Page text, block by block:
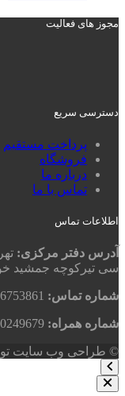
مجوز های فعالیت
دسترسی سریع
پرداخت مستقیم
فروشگاه
درباره ما
تماس با ما
اطلاعات تماس
آدرس دفتر مرکزی:
سی تیرکوچه جمشید خواه
شماره تماس:
شماره همراه:
© طراحی وب سایت